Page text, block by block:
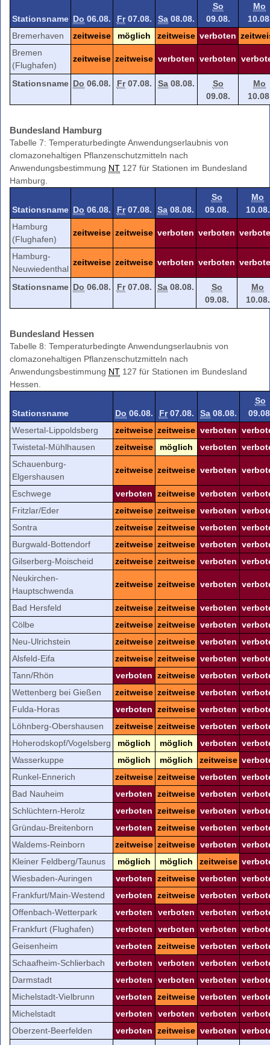
Stationsname Do 06.08. Fr07.08. Sa 08.08.
So
09.08.
Mo
Bremerhaven
zeitweise möglich zeitweise verboten
Bremen
(Flughafen)
zeitweise zeitweise verboten verboten
Stationsname Do 06.08. Fr07.08. Sa 08.08.
So
09.08.
Mo
Bundesland Hamburg
Tabelle 7: Temperaturbedingte Anwendungserlaubnis von
clomazonehaltigen Pflanzenschutzmitteln nach
Anwendungsbestimmung NT 127 für Stationen im Bundesland
Hamburg.
Stationsname Do 06.08. Fr07.08. Sa 08.08.
So
09.08.
Mo
10.08.
Hamburg
(Flughafen)
zeitweise zeitweise verboten verboten
Hamburg-
Neuwiedenthal
zeitweise zeitweise verboten verboten
Stationsname Do 06.08. Fr07.08. Sa 08.08.
So
09.08.
Mo
10.08.
Bundesland Hessen
Tabelle 8: Temperaturbedingte Anwendungserlaubnis von
clomazonehaltigen Pflanzenschutzmitteln nach
Anwendungsbestimmung NT 127 für Stationen im Bundesland
Hessen.
Stationsname Do 06.08. Fr07.08. Sa 08.08.
So
Wesertal-Lippoldsberg
zeitweise zeitweise verboten
Twistetal-Mühlhausen
zeitweise möglich verboten
Schauenburg-
Elgershausen
zeitweise zeitweise verboten
Eschwege verboten zeitweise verboten
Fritzlar/Eder
zeitweise zeitweise verboten
Sontra
zeitweise zeitweise verboten
Burgwald-Bottendorf
zeitweise zeitweise verboten
Gilserberg-Moischeid
zeitweise zeitweise verboten
Neukirchen-
Hauptschwenda
zeitweise zeitweise verboten
Bad Hersfeld zeitweise zeitweise verboten
Cölbe
zeitweise zeitweise verboten
Neu-Ulrichstein
zeitweise zeitweise verboten
Alsfeld-Eifa
zeitweise zeitweise verboten
Tann/Rhön
verboten zeitweise verboten
Wettenberg bei Gießen
zeitweise zeitweise verboten
Fulda-Horas
verboten zeitweise verboten
Löhnberg-Obershausen
zeitweise zeitweise verboten
Hoherodskopf/Vogelsberg
möglich möglich verboten
Wasserkuppe
möglich möglich zeitweise
Runkel-Ennerich
zeitweise zeitweise verboten
Bad Nauheim
verboten zeitweise verboten
Schlüchtern-Herolz
verboten zeitweise verboten
Gründau-Breitenborn
verboten zeitweise verboten
Waldems-Reinborn
zeitweise zeitweise verboten
Kleiner Feldberg/Taunus
möglich möglich zeitweise
Wiesbaden-Auringen
verboten zeitweise verboten
Frankfurt/Main-Westend
verboten zeitweise verboten
Offenbach-Wetterpark
verboten verboten verboten
Frankfurt (Flughafen)
verboten verboten verboten
Geisenheim
verboten zeitweise verboten
Schaafheim-Schlierbach
verboten verboten verboten
Darmstadt
verboten verboten verboten
Michelstadt-Vielbrunn
verboten zeitweise verboten
Michelstadt
verboten verboten verboten
Oberzent-Beerfelden
verboten zeitweise verboten